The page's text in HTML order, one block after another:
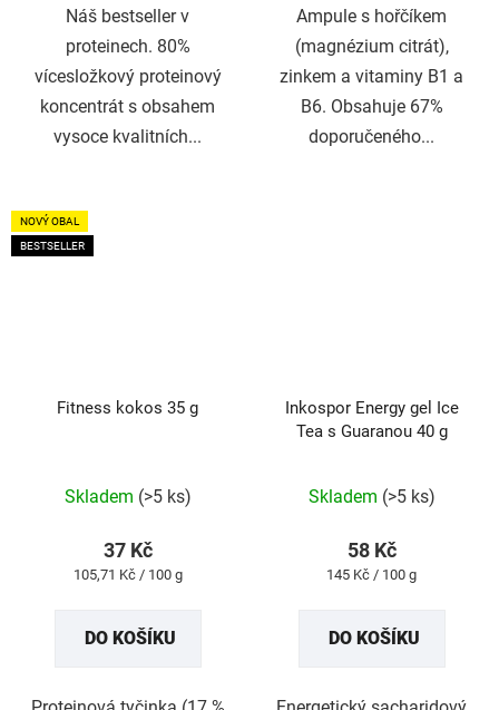
Náš bestseller v
proteinech. 80%
vícesložkový proteinový
koncentrát s obsahem
vysoce kvalitních...
Ampule s hořčíkem
(magnézium citrát),
zinkem a vitaminy B1 a
B6. Obsahuje 67%
doporučeného...
NOVÝ OBAL
BESTSELLER
Fitness kokos 35 g
hodnocení
je
Skladem (>5 ks)
37 Kč
Měrná
105,71 Kč / 100 g
DO KOŠÍKU
Inkospor Energy gel Ice
Tea s Guaranou 40 g
hodnocení
je
Skladem (>5 ks)
58 Kč
Měrná
145 Kč / 100 g
DO KOŠÍKU